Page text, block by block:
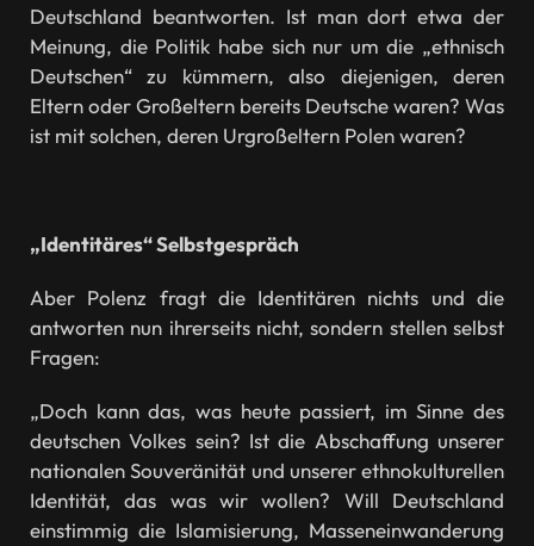
Deutschland beantworten. Ist man dort etwa der
Meinung, die Politik habe sich nur um die „ethnisch
Deutschen“ zu kümmern, also diejenigen, deren
Eltern oder Großeltern bereits Deutsche waren? Was
ist mit solchen, deren Urgroßeltern Polen waren?
„Identitäres“ Selbstgespräch
Aber Polenz fragt die Identitären nichts und die
antworten nun ihrerseits nicht, sondern stellen selbst
Fragen:
„Doch kann das, was heute passiert, im Sinne des
deutschen Volkes sein? Ist die Abschaffung unserer
nationalen Souveränität und unserer ethnokulturellen
Identität, das was wir wollen? Will Deutschland
einstimmig die Islamisierung, Masseneinwanderung